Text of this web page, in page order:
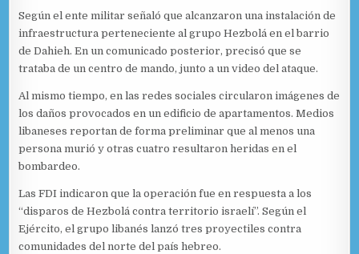
Según el ente militar señaló que alcanzaron una instalación de
infraestructura perteneciente al grupo Hezbolá en el barrio
de Dahieh. En un comunicado posterior, precisó que se
trataba de un centro de mando, junto a un video del ataque.
Al mismo tiempo, en las redes sociales circularon imágenes de
los daños provocados en un edificio de apartamentos. Medios
libaneses reportan de forma preliminar que al menos una
persona murió y otras cuatro resultaron heridas en el
bombardeo.
Las FDI indicaron que la operación fue en respuesta a los
“disparos de Hezbolá contra territorio israelí”. Según el
Ejército, el grupo libanés lanzó tres proyectiles contra
comunidades del norte del país hebreo.